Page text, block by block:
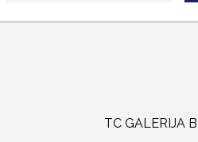
TC GALERIJA